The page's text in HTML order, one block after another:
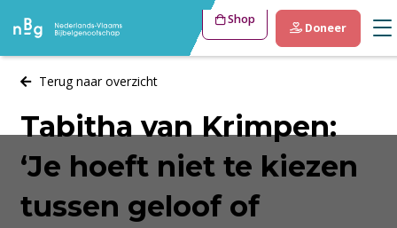
Shop
Doneer
Terug naar overzicht
Tabitha van Krimpen:
‘Je hoeft niet te kiezen
tussen geloof of